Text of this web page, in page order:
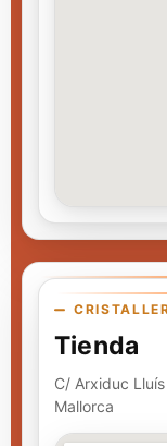
Tienda
C/ Arxiduc
Mallorca